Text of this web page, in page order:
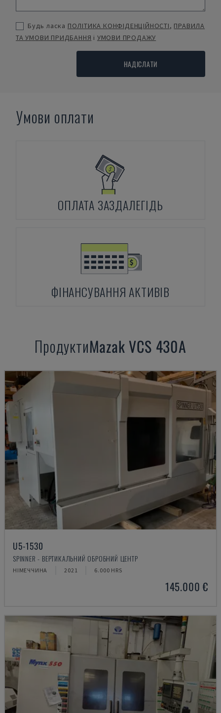
Будь ласка ПОЛІТИКА КОНФІДЕНЦІЙНОСТІ, ПРАВИЛА
ТА УМОВИ ПРИДБАННЯ і УМОВИ ПРОДАЖУ
НАДІСЛАТИ
Умови оплати
ОПЛАТА ЗАЗДАЛЕГІДЬ
ФІНАНСУВАННЯ АКТИВІВ
ПродуктиMazak VCS 430A
U5-1530
SPINNER - ВЕРТИКАЛЬНИЙ ОБРОБНИЙ ЦЕНТР
НІМЕЧЧИНА 2021 6.000 HRS
145.000 €